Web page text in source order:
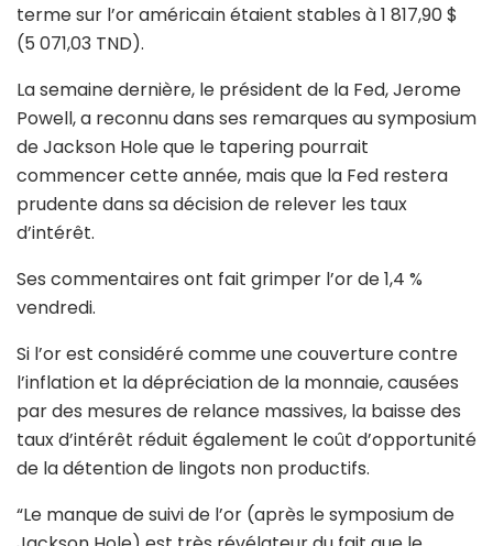
terme sur l’or américain étaient stables à 1 817,90 $
(5 071,03 TND).
La semaine dernière, le président de la Fed, Jerome
Powell, a reconnu dans ses remarques au symposium
de Jackson Hole que le tapering pourrait
commencer cette année, mais que la Fed restera
prudente dans sa décision de relever les taux
d’intérêt.
Ses commentaires ont fait grimper l’or de 1,4 %
vendredi.
Si l’or est considéré comme une couverture contre
l’inflation et la dépréciation de la monnaie, causées
par des mesures de relance massives, la baisse des
taux d’intérêt réduit également le coût d’opportunité
de la détention de lingots non productifs.
“Le manque de suivi de l’or (après le symposium de